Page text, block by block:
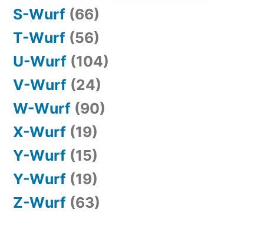
S-Wurf (66)
T-Wurf (56)
U-Wurf (104)
V-Wurf (24)
W-Wurf (90)
X-Wurf (19)
Y-Wurf (15)
Y-Wurf (19)
Z-Wurf (63)